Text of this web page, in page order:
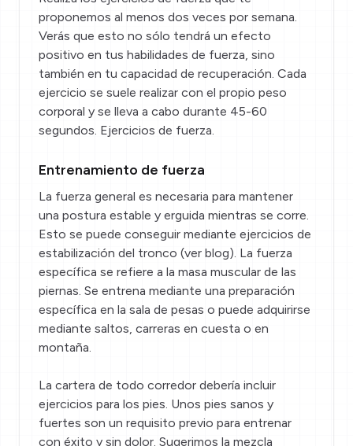
proponemos al menos dos veces por semana.
Verás que esto no sólo tendrá un efecto
positivo en tus habilidades de fuerza, sino
también en tu capacidad de recuperación. Cada
ejercicio se suele realizar con el propio peso
corporal y se lleva a cabo durante 45-60
segundos. Ejercicios de fuerza
Entrenamiento de fuerza
La fuerza general es necesaria para mantener
una postura estable y erguida mientras se corre.
Esto se puede conseguir mediante ejercicios de
estabilización del tronco (ver blog). La fuerza
específica se refiere a la masa muscular de las
piernas. Se entrena mediante una preparación
específica en la sala de pesas o puede adquirirse
mediante saltos, carreras en cuesta o en
montaña.
La cartera de todo corredor debería incluir
ejercicios para los pies . Unos pies sanos y
fuertes son un requisito previo para entrenar
con éxito y sin dolor. Sugerimos la mezcla